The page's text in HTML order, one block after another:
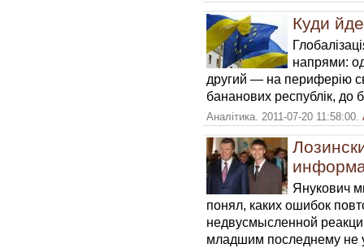
Куди
напрями:
другий — на периферію
бананових республік, до
Аналітика. 2011-07-20 11:58:00.
Янукович
понял, каких ошибок
недвусмысленной
младшим последнему не